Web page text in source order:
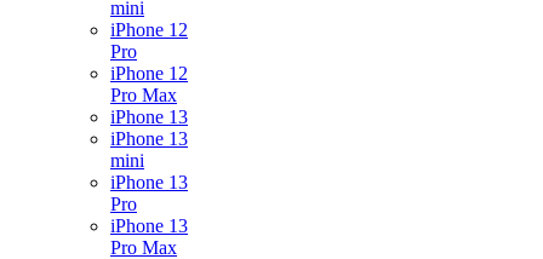
mini
iPhone 12
Pro
iPhone 12
Pro Max
iPhone 13
iPhone 13
mini
iPhone 13
Pro
iPhone 13
Pro Max